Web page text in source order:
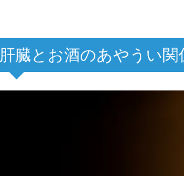
肝臓とお酒のあやうい関